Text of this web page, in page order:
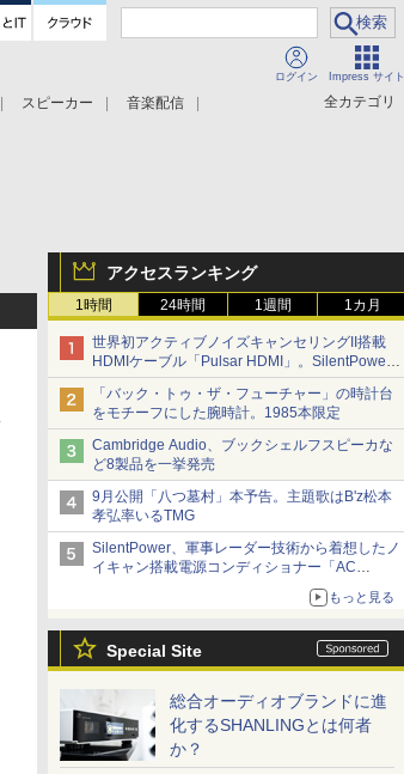
ログイン Impress サイト
全カテゴリ
スピーカー
音楽配信
アクセスランキング
1時間 24時間 1週間 1カ月
世界初アクティブノイズキャンセリングII搭載
HDMIケーブル「Pulsar HDMI」。SilentPower
から
「バック・トゥ・ザ・フューチャー」の時計台
をモチーフにした腕時計。1985本限定
Cambridge Audio、ブックシェルフスピーカな
ど8製品を一挙発売
9月公開「八つ墓村」本予告。主題歌はB'z松本
孝弘率いるTMG
SilentPower、軍事レーダー技術から着想したノ
イキャン搭載電源コンディショナー「AC
もっと見る
Special Site
総合オーディオブランドに進
化するSHANLINGとは何者
か？